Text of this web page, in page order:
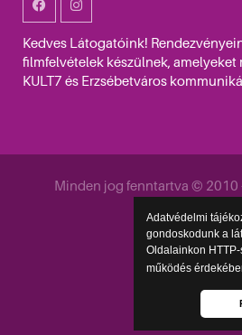
Adatvédelmi
gondoskodunk a
Oldalainkon
működés
Kedves Látogatóink!
filmfelvételek készülnek, amelyeket
KULT7 és Erzsébetváros
Minden jog fenntartva ©